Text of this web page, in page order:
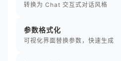
转换为 Chat 交互式对话风格
参数格式化
可视化界面替换参数，快速生成